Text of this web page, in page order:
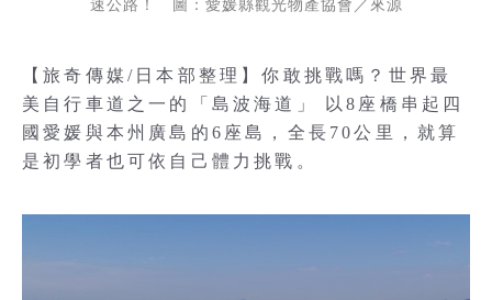
速公路！ 圖：愛媛縣觀光物產協會／來源
【旅奇傳媒/日本部整理】你敢挑戰嗎？世界最
美自行車道之一的「島波海道」 以8座橋串起四
國愛媛與本州廣島的6座島，全長70公里，就算
是初學者也可依自己體力挑戰。